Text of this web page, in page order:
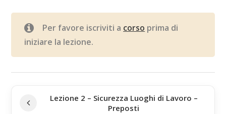
Per favore iscriviti a corso prima di
iniziare la lezione.
Lezione 2 – Sicurezza Luoghi di Lavoro –
Preposti